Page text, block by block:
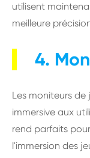
utilisent
meilleure
4.
Les moniteurs
immersive aux
rend parfaits
l'immersion des